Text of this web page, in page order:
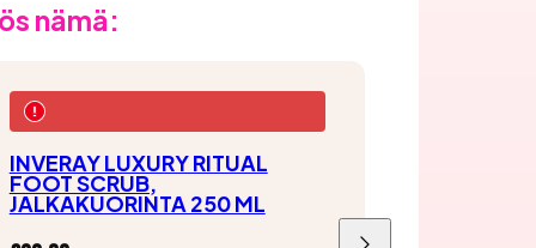
nämä:
INVERAY LUXURY RITUAL
FOOT SCRUB,
JALKAKUORINTA 250 ML